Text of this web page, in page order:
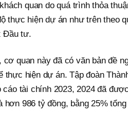
quan do quá trình thỏa
thực hiện dự án như trên theo
Đầu tư.
quan này đã có văn bản đề
hiện dự án. Tập đoàn
tài chính 2023, 2024 đã
986 tỷ đồng, bằng 25%